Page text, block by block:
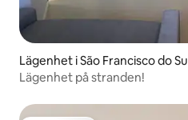
Lägenhet i São Francisco do Sul
Lägenhet på stranden!